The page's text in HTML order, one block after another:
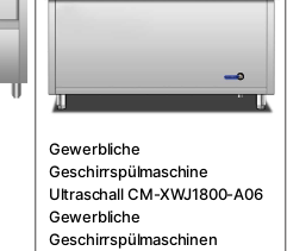
Gewerbliche
Geschirrspülmaschine
Ultraschall CM-XWJ1800-A06
Gewerbliche
Geschirrspülmaschinen